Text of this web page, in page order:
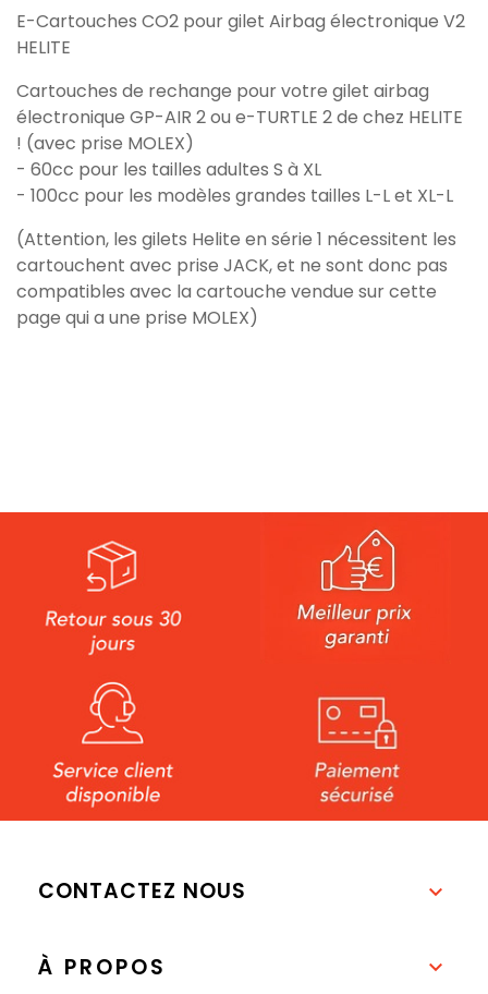
E-Cartouches CO2 pour gilet Airbag électronique V2
HELITE
Cartouches de rechange pour votre gilet airbag
électronique GP-AIR 2 ou e-TURTLE 2 de chez HELITE
! (avec prise MOLEX)
- 60cc pour les tailles adultes S à XL
- 100cc pour les modèles grandes tailles L-L et XL-L
(Attention, les gilets Helite en série 1 nécessitent les
cartouchent avec prise JACK, et ne sont donc pas
compatibles avec la cartouche vendue sur cette
page qui a une prise MOLEX)
CONTACTEZ NOUS 
À PROPOS 